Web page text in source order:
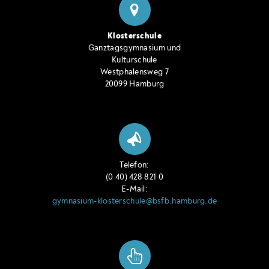
Klosterschule
Ganztagsgymnasium und
Kulturschule
Westphalensweg 7
20099 Hamburg
Telefon:
(0 40) 428 821 0
E-Mail:
gymnasium-klosterschule@bsfb.hamburg.de